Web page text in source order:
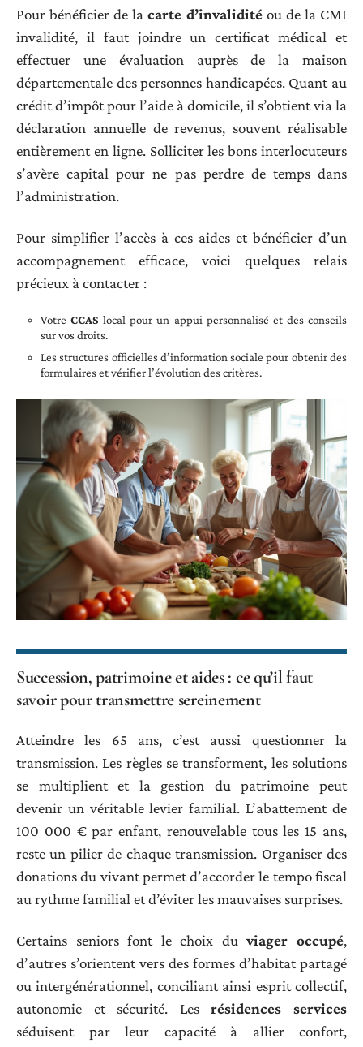
Pour bénéficier de lacarte d’invaliditéou de la CMI
invalidité, il faut joindre un certificat médical et
effectuer une évaluation auprès de la maison
départementale des personnes handicapées. Quant au
crédit d’impôt pour l’aide à domicile, il s’obtient via la
déclaration annuelle de revenus, souvent réalisable
entièrement en ligne. Solliciter les bons interlocuteurs
s’avère capital pour ne pas perdre de temps dans
l’administration.
Pour simplifier l’accès à ces aides et bénéficier d’un
accompagnement efficace, voici quelques relais
précieux à contacter :
VotreCCAS local pour un appui personnalisé et des conseils
sur vos droits.
Les structures officielles d’information sociale pour obtenir des
formulaires et vérifier l’évolution des critères.
Succession, patrimoine et aides : ce qu’il faut
savoir pour transmettre sereinement
Atteindre les 65 ans, c’est aussi questionner la
transmission. Les règles se transforment, les solutions
se multiplient et la gestion du patrimoine peut
devenir un véritable levier familial. L’abattement de
100 000 € par enfant, renouvelable tous les 15 ans,
reste un pilier de chaque transmission. Organiser des
donations du vivant permet d’accorder le tempo fiscal
au rythme familial et d’éviter les mauvaises surprises.
Certains seniors font le choix duviager occupé,
d’autres s’orientent vers des formes d’habitat partagé
ou intergénérationnel, conciliant ainsi esprit collectif,
autonomie et sécurité. Lesrésidences services
séduisent par leur capacité à allier confort,